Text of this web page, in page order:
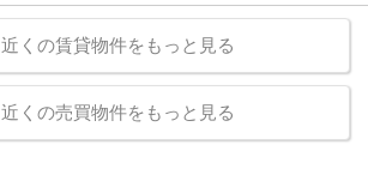
近くの賃貸物件をもっと見る
近くの売買物件をもっと見る